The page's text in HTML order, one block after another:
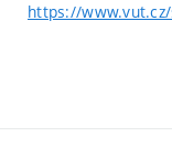
https://